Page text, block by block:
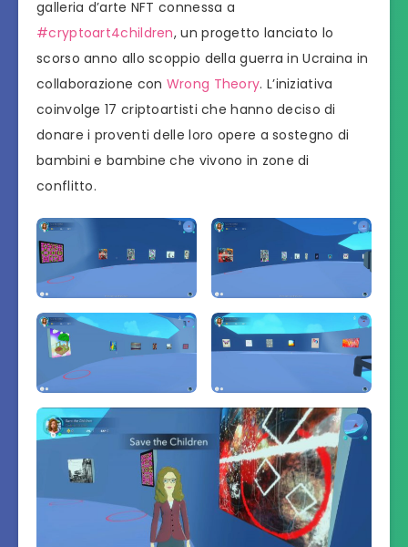
galleria d’arte NFT connessa a
#cryptoart4children, un progetto lanciato lo
scorso anno allo scoppio della guerra in Ucraina in
collaborazione con Wrong Theory. L’iniziativa
coinvolge 17 criptoartisti che hanno deciso di
donare i proventi delle loro opere a sostegno di
bambini e bambine che vivono in zone di
conflitto.